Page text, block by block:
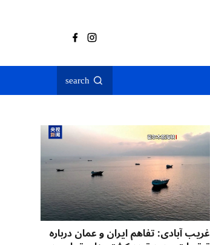
search
غریب آبادی: تفاهم ایران و عمان درباره